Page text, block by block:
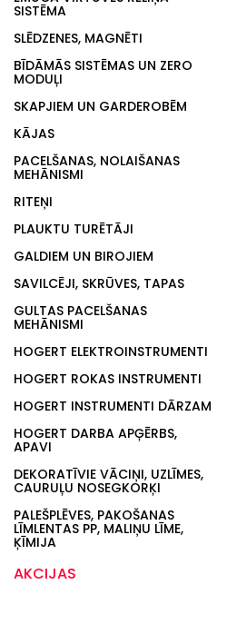
SISTĒMA
SLĒDZENES, MAGNĒTI
BĪDĀMĀS SISTĒMAS UN ZERO
MODUĻI
SKAPJIEM UN GARDEROBĒM
KĀJAS
PACELŠANAS, NOLAIŠANAS
MEHĀNISMI
RITEŅI
PLAUKTU TURĒTĀJI
GALDIEM UN BIROJIEM
SAVILCĒJI, SKRŪVES, TAPAS
GULTAS PACELŠANAS
MEHĀNISMI
HOGERT ELEKTROINSTRUMENTI
HOGERT ROKAS INSTRUMENTI
HOGERT INSTRUMENTI DĀRZAM
HOGERT DARBA APĢĒRBS,
APAVI
DEKORATĪVIE VĀCIŅI, UZLĪMES,
CAURUĻU NOSEGKORĶI
PALEŠPLĒVES, PAKOŠANAS
LĪMLENTAS PP, MALIŅU LĪME,
ĶĪMIJA
AKCIJAS